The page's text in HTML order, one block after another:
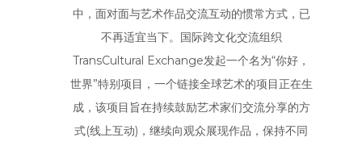
中，面对面与艺术作品交流互动的惯常方式，已
不再适宜当下。国际跨文化交流组织
TransCultural Exchange发起一个名为“你好，
世界”特别项目，一个链接全球艺术的项目正在生
成，该项目旨在持续鼓励艺术家们交流分享的方
式(线上互动)，继续向观众展现作品，保持不同